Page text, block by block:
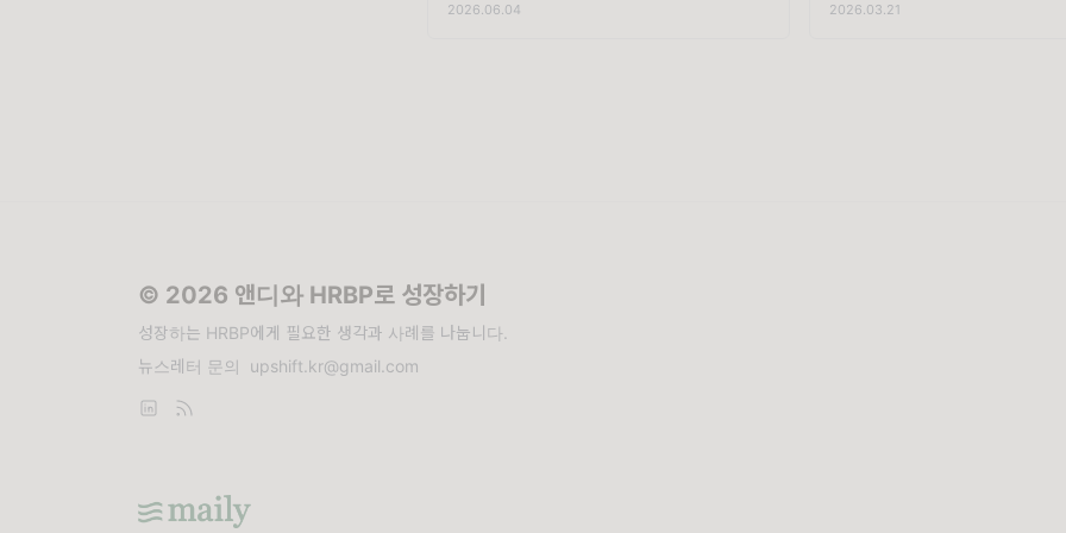
관리자가 인터뷰에서 털어놓은 이 말은 AI 시
2026.06.04
HR 파트너로서 여러 기업의 리더
2026.03.21
© 2026 앤디와 HRBP로 성장하기
성장하는 HRBP에게 필요한 생각과 사례를 나눕니다.
뉴스레터 문의
upshift.kr@gmail.com